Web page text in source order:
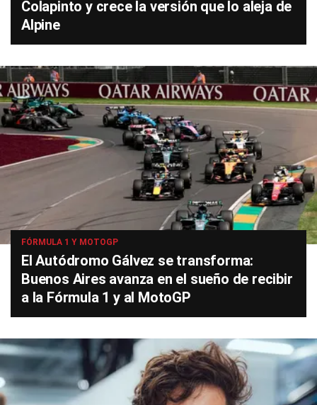
Colapinto y crece la versión que lo aleja de
Alpine
FÓRMULA 1 Y MOTOGP
El Autódromo Gálvez se transforma:
Buenos Aires avanza en el sueño de recibir
a la Fórmula 1 y al MotoGP